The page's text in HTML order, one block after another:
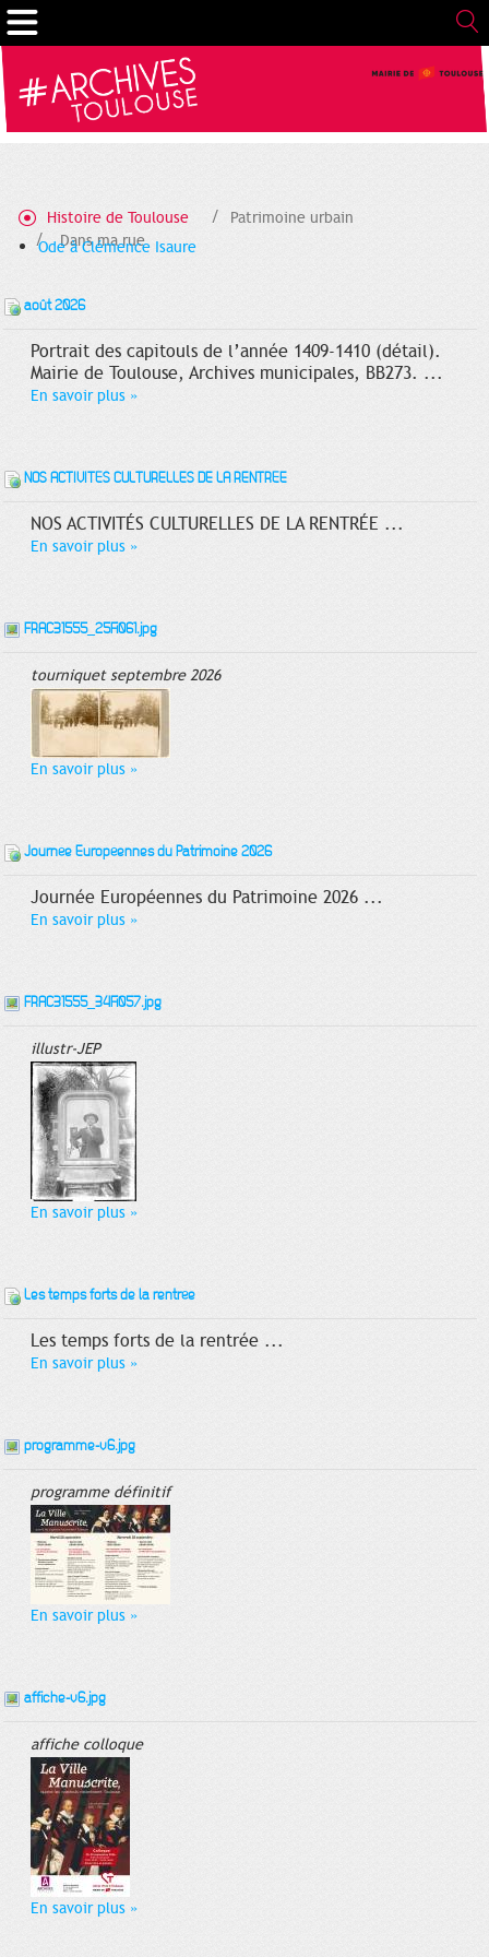
Histoire de Toulouse
Patrimoine urbain
Dans ma rue
Ode à Clémence Isaure
août 2026
Portrait des capitouls de l’année 1409-1410 (détail).
Mairie de Toulouse, Archives municipales, BB273. ...
En savoir plus »
NOS ACTIVITÉS CULTURELLES DE LA RENTRÉE
NOS ACTIVITÉS CULTURELLES DE LA RENTRÉE ...
En savoir plus »
FRAC31555_25Fi061.jpg
tourniquet septembre 2026
En savoir plus »
Journée Européennes du Patrimoine 2026
Journée Européennes du Patrimoine 2026 ...
En savoir plus »
FRAC31555_34Fi057.jpg
illustr-JEP
En savoir plus »
Les temps forts de la rentrée
Les temps forts de la rentrée ...
En savoir plus »
programme-v6.jpg
programme définitif
En savoir plus »
affiche-v6.jpg
affiche colloque
En savoir plus »
Gestion de vos préférences sur les cookies